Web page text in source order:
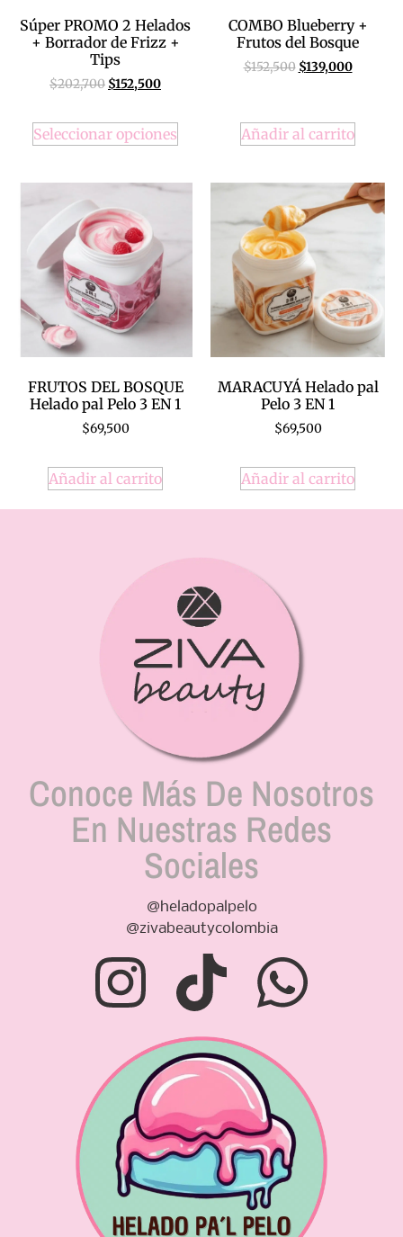
Súper PROMO 2 Helados
+ Borrador de Frizz +
Tips
$202,700 $152,500
Seleccionar opciones
COMBO Blueberry +
Frutos del Bosque
$152,500 $139,000
Añadir al carrito
FRUTOS DEL BOSQUE
Helado pal Pelo 3 EN 1
$69,500
Añadir al carrito
MARACUYÁ Helado pal
Pelo 3 EN 1
$69,500
Añadir al carrito
Conoce Más De Nosotros
En Nuestras Redes
Sociales
@heladopalpelo
@zivabeautycolombia